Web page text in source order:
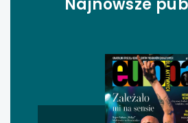
uwaga, link
uwaga, link
uwaga, link
Najnowsze